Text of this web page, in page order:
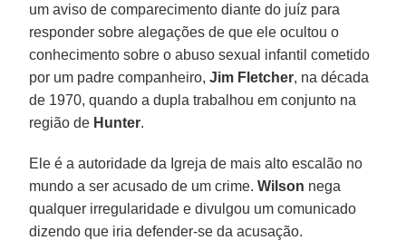
um aviso de comparecimento diante do juíz para
responder sobre alegações de que ele ocultou o
conhecimento sobre o abuso sexual infantil cometido
por um padre companheiro,Jim Fletcher, na década
de 1970, quando a dupla trabalhou em conjunto na
região de Hunter.
Ele é a autoridade da Igreja de mais alto escalão no
mundo a ser acusado de um crime.Wilson nega
qualquer irregularidade e divulgou um comunicado
dizendo que iria defender-se da acusação.